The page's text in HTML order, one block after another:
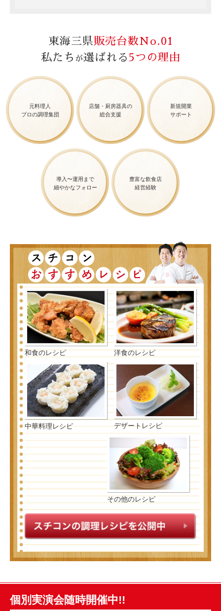
東海三県販売台数No.01
私たち が選ばれる5つの理由
元料理人
プロの調理集団
店舗・厨房器具の
総合支援
新規開業
サポート
導入〜運用まで
細やかなフォロー
豊富な飲食店
経営経験
和食のレシピ 洋食のレシピ
中華料理レシピ デザートレシピ
その他のレシピ
個別実演会随時開催中!!